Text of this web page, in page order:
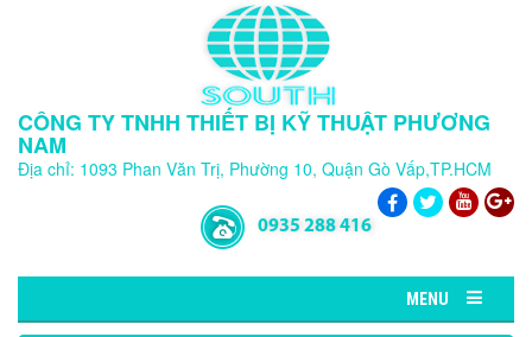
CÔNG TY TNHH THIẾT BỊ KỸ THUẬT PHƯƠNG
NAM
Địa chỉ: 1093 Phan Văn Trị, Phường 10, Quận Gò Vấp,TP.HCM
0935 288 416
MENU